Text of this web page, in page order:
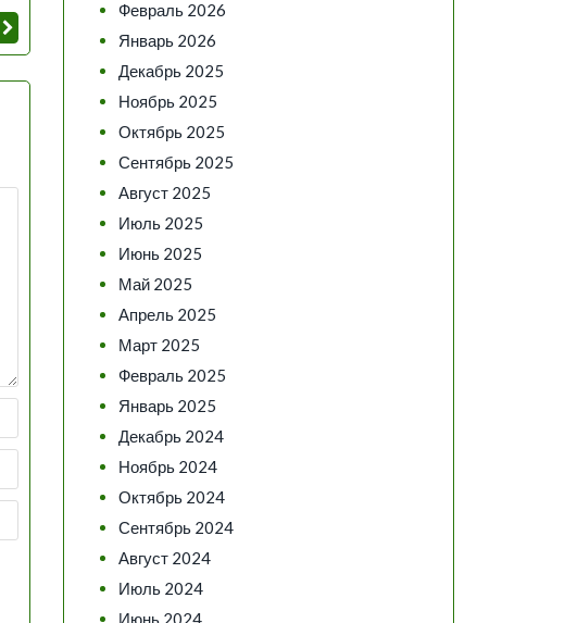
Февраль 2026
Январь 2026
Декабрь 2025
Ноябрь 2025
Октябрь 2025
Сентябрь 2025
Август 2025
Июль 2025
Июнь 2025
Май 2025
Апрель 2025
Март 2025
Февраль 2025
Январь 2025
Декабрь 2024
Ноябрь 2024
Октябрь 2024
Сентябрь 2024
Август 2024
Июль 2024
Июнь 2024